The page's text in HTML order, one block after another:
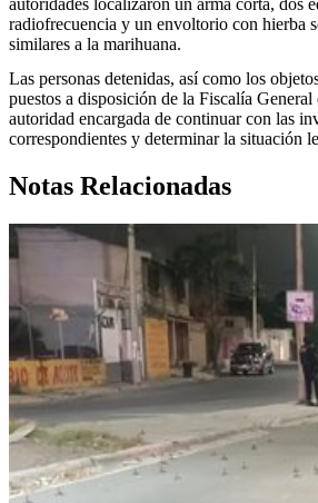
radiofrecuencia y un envoltorio con hierba
similares a la marihuana.
Las personas detenidas, así como los
puestos a disposición de la Fiscalía
autoridad encargada de continuar con las
correspondientes y determinar la situación
Notas Relacionadas